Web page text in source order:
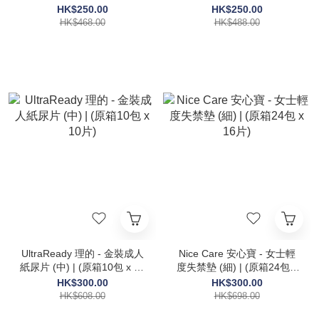
16片)
HK$250.00
HK$468.00
片)
HK$250.00
HK$488.00
UltraReady 理的 - 金裝成人
紙尿片 (中) | (原箱10包 x 10
片)
HK$300.00
HK$608.00
Nice Care 安心寶 - 女士輕
度失禁墊 (細) | (原箱24包 x
16片)
HK$300.00
HK$698.00